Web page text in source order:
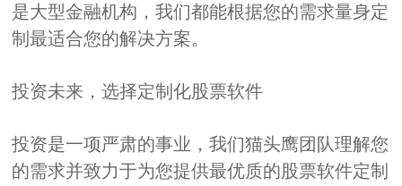
是大型金融机构，我们都能根据您的需求量身定
制最适合您的解决方案。
投资未来，选择定制化股票软件
投资是一项严肃的事业，我们猫头鹰团队理解您
的需求并致力于为您提供最优质的股票软件定制